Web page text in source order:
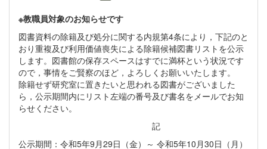
※教職員対象のお知らせです
図書資料の除籍及び処分に関する内規第4条により，下記のと
おり重複及び利用価値喪失による除籍候補図書リストを公示
します。図書館の保存スペースはすでに満杯という状況です
ので，事情をご賢察のほど，よろしくお願いいたします。
除籍せず研究室に置きたいと思われる図書がございました
ら，公示期間内にリスト左端の番号及び書名をメールでお知
らせください。
記
公示期間：令和5年9月29日（金）～ 令和5年10月30日（月）